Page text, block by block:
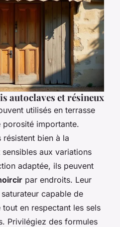
autoclaves et résineux
utilisés en terrasse
importante.
bien à la
aux variations
adaptée, ils peuvent
par endroits. Leur
capable de
en respectant les sels
Privilégiez des formules